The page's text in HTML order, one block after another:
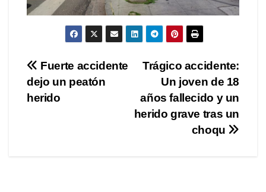
Navegación
de
Trágico accidente:
Un joven de 18
años fallecido y un
herido grave tras un
choqu
Fuerte accidente
dejo un peatón
herido